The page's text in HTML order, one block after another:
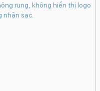
rung, không hiển thị logo
nhận sạc.